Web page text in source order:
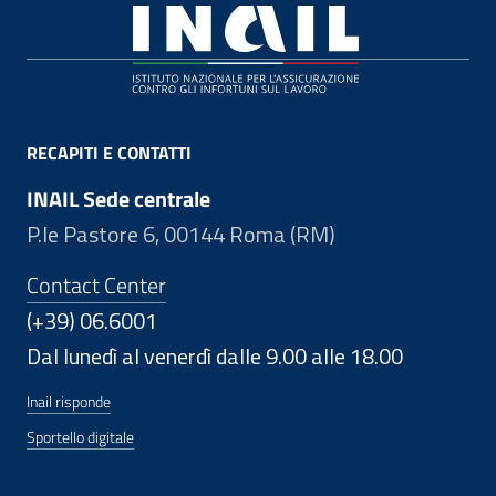
RECAPITI E CONTATTI
INAIL Sede centrale
P.le Pastore 6, 00144 Roma (RM)
Contact Center
(+39) 06.6001
Dal lunedì al venerdì dalle 9.00 alle 18.00
Inail risponde
Sportello digitale